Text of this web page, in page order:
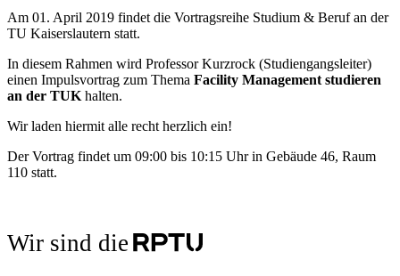
Am 01. April 2019 findet die Vortragsreihe Studium & Beruf an der
TU Kaiserslautern statt.
In diesem Rahmen wird Professor Kurzrock (Studiengangsleiter)
einen Impulsvortrag zum Thema Facility Management studieren
an der TUK halten.
Wir laden hiermit alle recht herzlich ein!
Der Vortrag findet um 09:00 bis 10:15 Uhr in Gebäude 46, Raum
110 statt.
Wir sind die